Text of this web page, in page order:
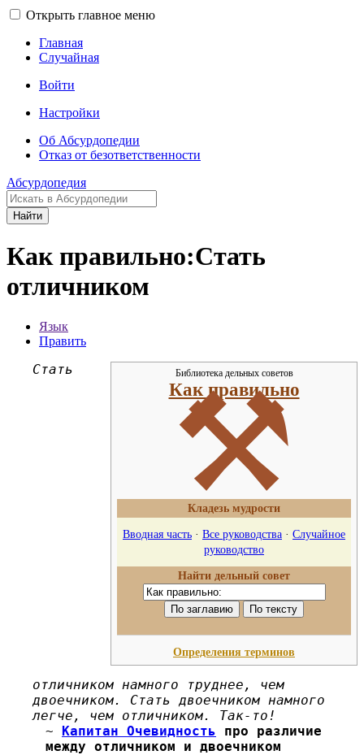
Открыть главное меню
Главная
Случайная
Войти
Настройки
Об Абсурдопедии
Отказ от безответственности
Абсурдопедия
Найти
Как правильно:Стать
отличником
Язык
Править
Библиотека дельных советов
Как правильно
⚒
Кладезь мудрости
Вводная часть · Все руководства · Случайное
руководство
Найти дельный совет
Определения терминов
Стать
отличником намного труднее, чем
двоечником. Стать двоечником намного
легче, чем отличником. Так-то!
~ Капитан Очевидность про различие
между отличником и двоечником